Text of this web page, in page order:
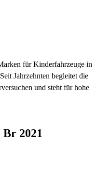
für Kinderfahrzeuge in
Jahrzehnten begleitet die
und steht für hohe
Br 2021